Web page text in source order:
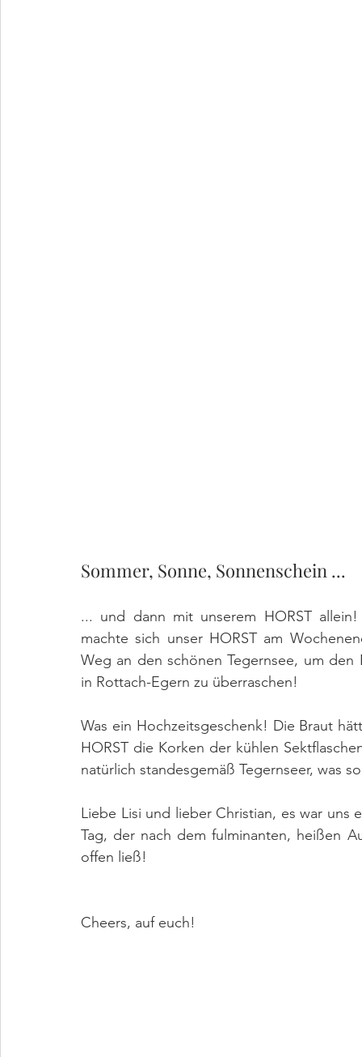
Sommer, Sonne, Sonnenschein ...
... und dann mit unserem HORST
machte sich unser HORST am
Weg an den schönen Tegernsee, um den
in Rottach-Egern zu überraschen!
Was ein Hochzeitsgeschenk! Die Braut
HORST die Korken der kühlen
natürlich standesgemäß Tegernseer, was
Liebe Lisi und lieber Christian, es war
Tag, der nach dem fulminanten, heißen
offen ließ!
Cheers, auf euch!